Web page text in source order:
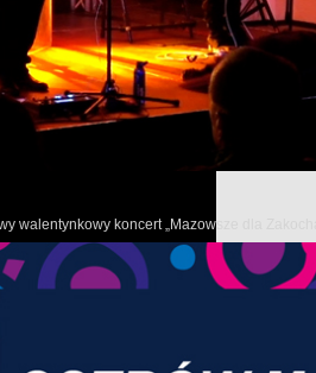
walentynkowy koncert „Mazowsze dla
porannych na placu przed szkołą można
modele, które przyciągnęły wielu
czterech kółek z całego regionu.